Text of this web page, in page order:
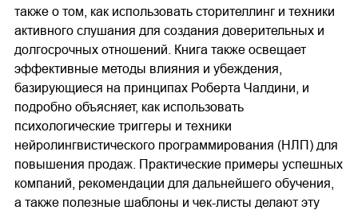
также о том, как использовать сторителлинг и техники
активного слушания для создания доверительных и
долгосрочных отношений. Книга также освещает
эффективные методы влияния и убеждения,
базирующиеся на принципах Роберта Чалдини, и
подробно объясняет, как использовать
психологические триггеры и техники
нейролингвистического программирования (НЛП) для
повышения продаж. Практические примеры успешных
компаний, рекомендации для дальнейшего обучения,
а также полезные шаблоны и чек-листы делают эту